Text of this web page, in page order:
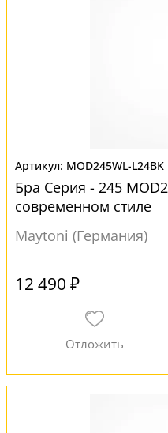
MOD245WL-L24BK
Бра Серия - 245
современном стиле
Maytoni (Германия)
12 490 ₽